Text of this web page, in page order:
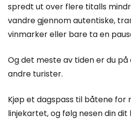
spredt ut over flere titalls
vandre gjennom autentiske,
vinmarker eller bare ta en
Og det meste av tiden er du på
andre turister.
Kjøp et dagspass til båtene for
linjekartet, og følg nesen din